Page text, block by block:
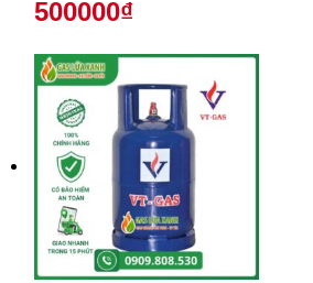
500000₫